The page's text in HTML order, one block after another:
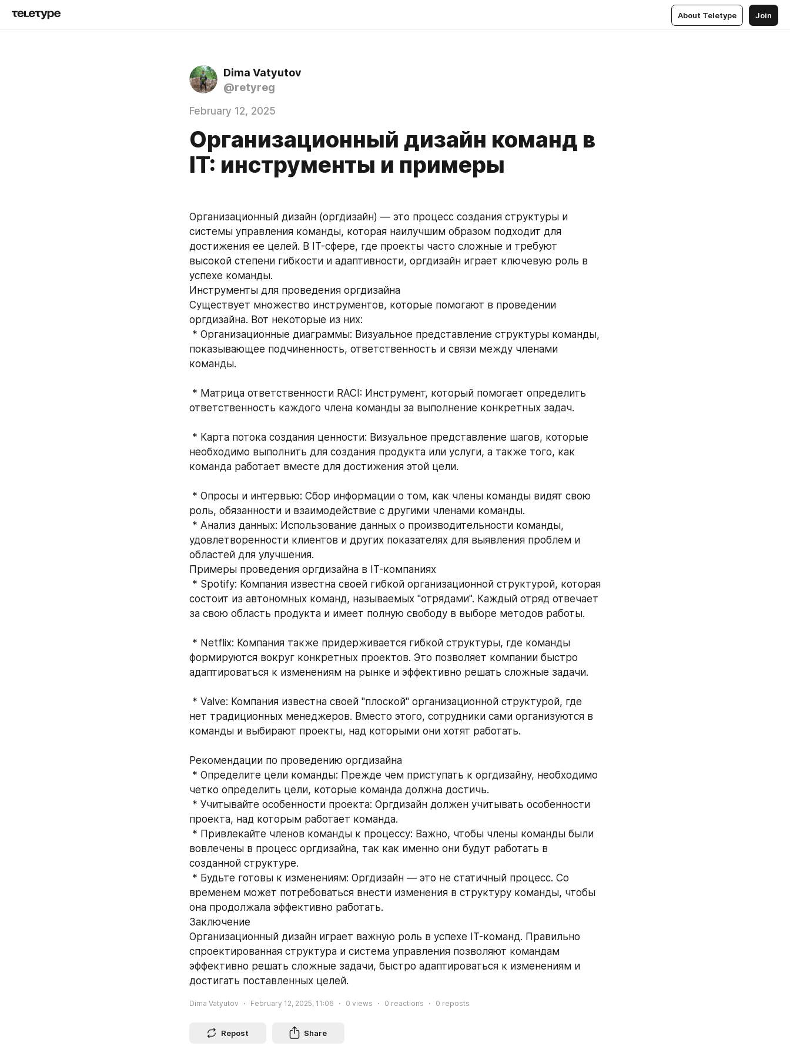
About Teletype Join
Dima Vatyutov
@retyreg
February 12, 2025
Организационный дизайн команд в
IT: инструменты и примеры
Организационный дизайн (оргдизайн) — это процесс создания структуры и
системы управления команды, которая наилучшим образом подходит для
достижения ее целей. В IT-сфере, где проекты часто сложные и требуют
высокой степени гибкости и адаптивности, оргдизайн играет ключевую роль в
успехе команды.
Инструменты для проведения оргдизайна
Существует множество инструментов, которые помогают в проведении
оргдизайна. Вот некоторые из них:
показывающее подчиненность, ответственность и связи между членами
команды.
ответственность каждого члена команды за выполнение конкретных задач.
необходимо выполнить для создания продукта или услуги, а также того, как
команда работает вместе для достижения этой цели.
роль, обязанности и взаимодействие с другими членами команды.
удовлетворенности клиентов и других показателях для выявления проблем и
областей для улучшения.
Примеры проведения оргдизайна в IT-компаниях
состоит из автономных команд, называемых "отрядами". Каждый отряд отвечает
за свою область продукта и имеет полную свободу в выборе методов работы.
формируются вокруг конкретных проектов. Это позволяет компании быстро
адаптироваться к изменениям на рынке и эффективно решать сложные задачи.
нет традиционных менеджеров. Вместо этого, сотрудники сами организуются в
команды и выбирают проекты, над которыми они хотят работать.
Рекомендации по проведению оргдизайна
четко определить цели, которые команда должна достичь.
проекта, над которым работает команда.
вовлечены в процесс оргдизайна, так как именно они будут работать в
созданной структуре.
временем может потребоваться внести изменения в структуру команды, чтобы
она продолжала эффективно работать.
Заключение
Организационный дизайн играет важную роль в успехе IT-команд. Правильно
спроектированная структура и система управления позволяют командам
эффективно решать сложные задачи, быстро адаптироваться к изменениям и
достигать поставленных целей.
Dima Vatyutov February 12, 2025, 11:06 0 views 0 reactions 0 reposts
Repost Share